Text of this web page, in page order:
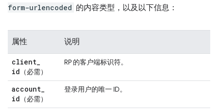
form-urlencoded 的内容类型，以及以下信息：
属性 说明
client_
id （必需）
RP 的客户端标识符。
account_
id （必需）
登录用户的唯一 ID。